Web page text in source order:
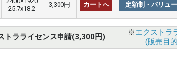
25.7x18.2
3,300円 カートへ 定額制・バリュ
トラライセンス申請(3,300円) ※エクストラ
(販売目